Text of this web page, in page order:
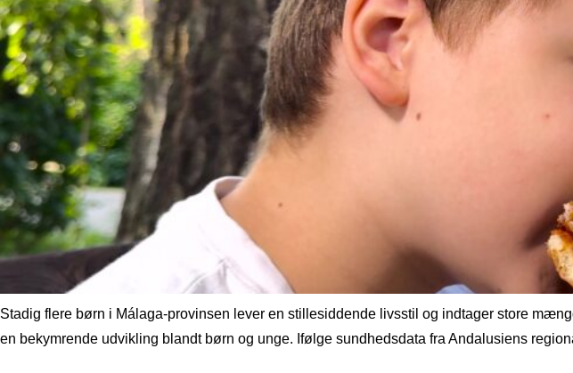
Stadig flere børn i Málaga-provinsen lever en stillesiddende livsstil og indtager store
en bekymrende udvikling blandt børn og unge. Ifølge sundhedsdata fra Andalusiens